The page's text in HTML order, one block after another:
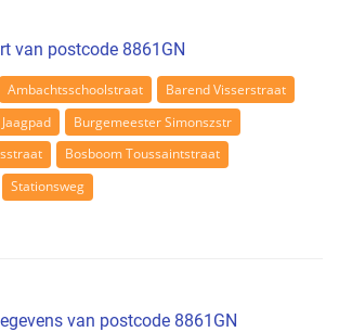
van postcode 8861GN
Ambachtsschoolstraat
Barend Visserstraat
Burgemeester Simonszstr
Bosboom Toussaintstraat
Stationsweg
van postcode 8861GN